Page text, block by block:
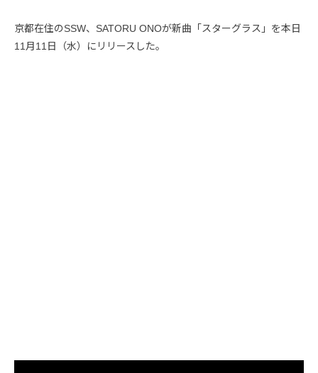
京都在住のSSW、SATORU ONOが新曲「スターグラス」を本日
11月11日（水）にリリースした。